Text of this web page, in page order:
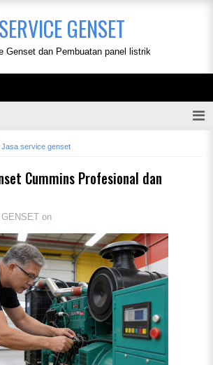
SERVICE GENSET
Genset dan Pembuatan panel listrik
Jasa service genset
Cummins Profesional dan
on